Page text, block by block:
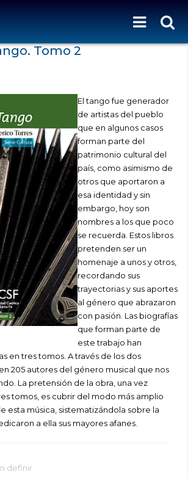
Tomo 2
El tango fue generador
de artistas del pueblo
que en algunos casos
forman parte del
patrimonio cultural del
país, como asimismo de
otros que aportaron a
esa identidad y sin
embargo, hoy son
nombres a los que poco
se recuerda. Estos libros
pretenden ser un
homenaje a unos y otros,
recordando sus
trayectorias y sus aportes
al género que abrazaron
con pasión. Las biografías
que forman parte de
este trabajo han
en tres tomos. A través de los dos
205 autores del género musical que nos
La pretensión de la obra, una vez
tomos, es cubrir del modo más amplio
esta música, sistematizándola sobre la
a ella sus mayores afanes.
definir